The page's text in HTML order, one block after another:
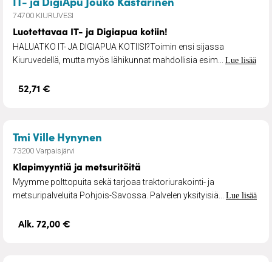
74700 KIURUVESI
Luotettavaa IT- ja Digiapua kotiin!
HALUATKO IT- JA DIGIAPUA KOTIISI?Toimin ensi sijassa
Kiuruvedellä, mutta myös lähikunnat mahdollisia esim... Lue lisää
52,71 €
Tmi Ville Hynynen
73200 Varpaisjärvi
Klapimyyntiä ja metsuritöitä
Myymme polttopuita sekä tarjoaa traktoriurakointi- ja
metsuripalveluita Pohjois-Savossa. Palvelen yksityisiä... Lue lisää
Alk. 72,00 €